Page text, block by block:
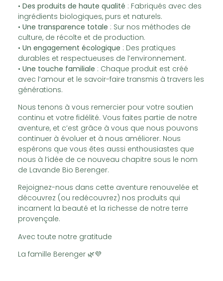
• Des produits de haute qualité : Fabriqués avec des
ingrédients biologiques, purs et naturels.
• Une transparence totale : Sur nos méthodes de
culture, de récolte et de production.
• Un engagement écologique : Des pratiques
durables et respectueuses de l’environnement.
• Une touche familiale : Chaque produit est créé
avec l’amour et le savoir-faire transmis à travers les
générations.
Nous tenons à vous remercier pour votre soutien
continu et votre fidélité. Vous faites partie de notre
aventure, et c’est grâce à vous que nous pouvons
continuer à évoluer et à nous améliorer. Nous
espérons que vous êtes aussi enthousiastes que
nous à l’idée de ce nouveau chapitre sous le nom
de Lavande Bio Berenger.
Rejoignez-nous dans cette aventure renouvelée et
découvrez (ou redécouvrez) nos produits qui
incarnent la beauté et la richesse de notre terre
provençale.
Avec toute notre gratitude
La famille Berenger 🌿💜